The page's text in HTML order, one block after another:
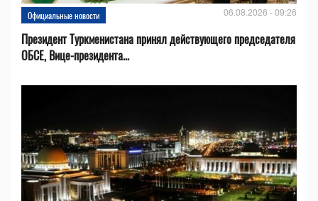
Официальные новости 06.08.2026 - 09:26
Президент Туркменистана принял действующего председателя
ОБСЕ, Вице-президента...